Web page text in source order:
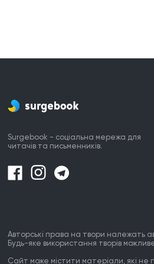
Surgebook - соціальна мережа для
читачів та письменників.
Авторські права на твори належать
Будь-яке використання творів
Сайт може містити матеріали, які не